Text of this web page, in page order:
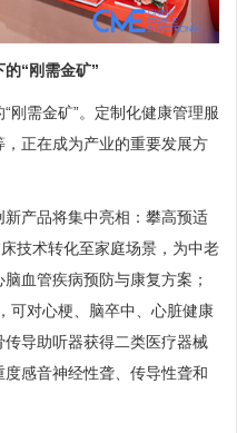
的“刚需金矿”
刚需金矿”。定制化健康管理服
正在成为产业的重要发展方
产品将集中亮相：攀高预适
技术转化至家庭场景，为中老
血管疾病预防与康复方案；
可对心梗、脑卒中、心脏健康
导助听器获得二类医疗器械
感音神经性聋、传导性聋和